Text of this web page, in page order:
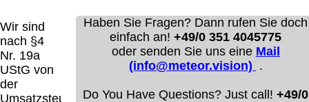
Wir sind
nach §4
Nr. 19a
UStG von
der
Umsatzsteuer
Haben Sie Fragen? Dann rufen Sie doch
einfach an!+49/0 351 4045775
oder senden Sie uns eine Mail
(info@meteor.vision) .
Do You Have Questions? Just call!+49/0
bereit. Die Plattform finden Sie unter
http://ec.europa.eu/consumers/odr/Unsere E-
Mailadresse lautet:info@meteor.vision.
Seitenanfang
Impressum AGB Widerruf
Datenschutz
Katalog (PDF) Sitemap